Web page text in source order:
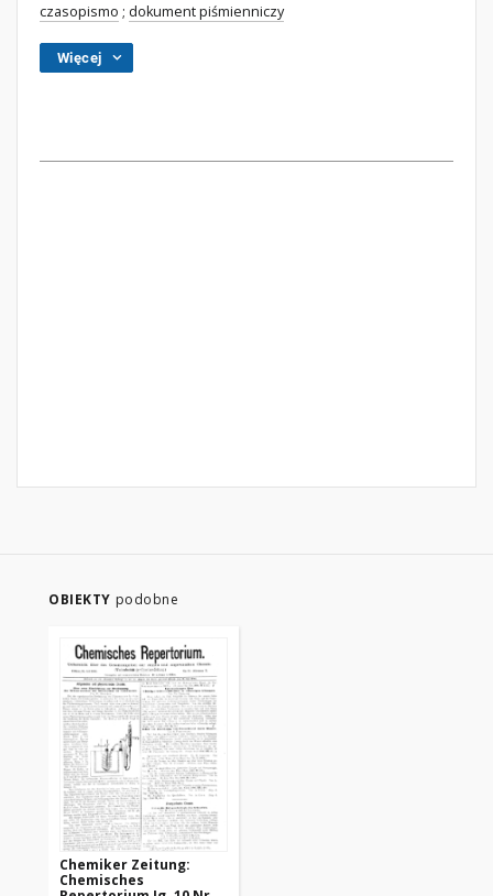
czasopismo ; dokument piśmienniczy
Więcej
OBIEKTY podobne
Chemiker Zeitung:
Chemisches